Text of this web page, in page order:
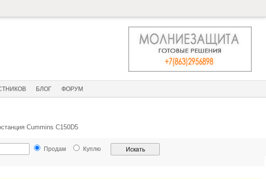
БЛОГ ФОРУМ
Cummins C150D5
Продам
Куплю